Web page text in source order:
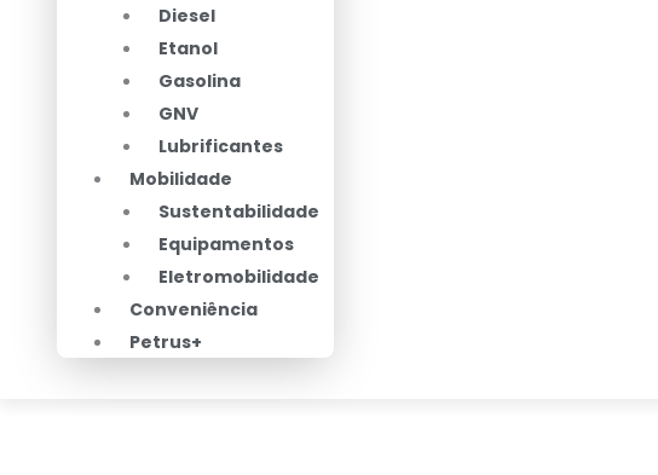
Diesel
Etanol
Gasolina
GNV
Lubrificantes
Mobilidade
Sustentabilidade
Equipamentos
Eletromobilidade
Conveniência
Petrus+